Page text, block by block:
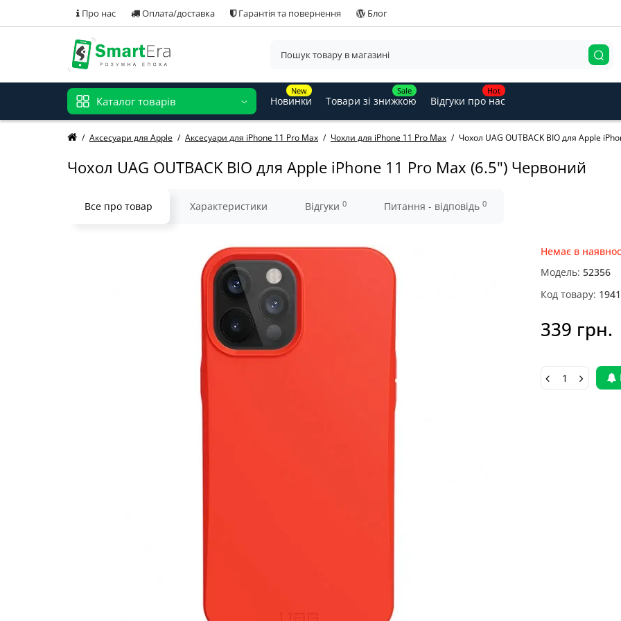
Про нас Оплата/доставка Гарантія та повернення Блог
Каталог товарів
New
Новинки
Sale
Товари зі знижкою
Hot
Відгуки про нас
Аксесуари для Apple Аксесуари для iPhone 11 Pro Max Чохли для iPhone 11 Pro Max Чохол UAG OUTBACK BIO для Apple
Чохол UAG OUTBACK BIO для Apple iPhone 11 Pro Max (6.5") Червоний
Все про товар Характеристики Відгуки 0 Питання - відповідь 0
Немає в
Модель: 52356
Код товару:
339 грн.